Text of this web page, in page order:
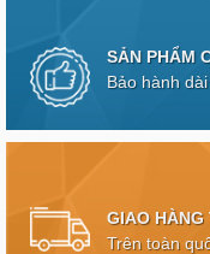
SẢN PHẨM
Bảo hành
GIAO HÀNG
Trên toàn